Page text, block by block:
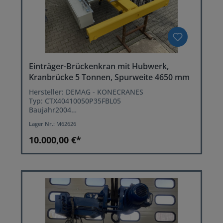
Einträger-Brückenkran mit Hubwerk,
Kranbrücke 5 Tonnen, Spurweite 4650 mm
Hersteller: DEMAG - KONECRANES
Typ: CTX40410050P35FBL05
Baujahr2004
Hakenweg: 6 Meter
Spannweite: 4650 mm
Lager Nr.: M62626
10.000,00 €*